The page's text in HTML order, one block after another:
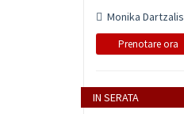
Monika Dartzalis
Prenotare ora
IN SERATA